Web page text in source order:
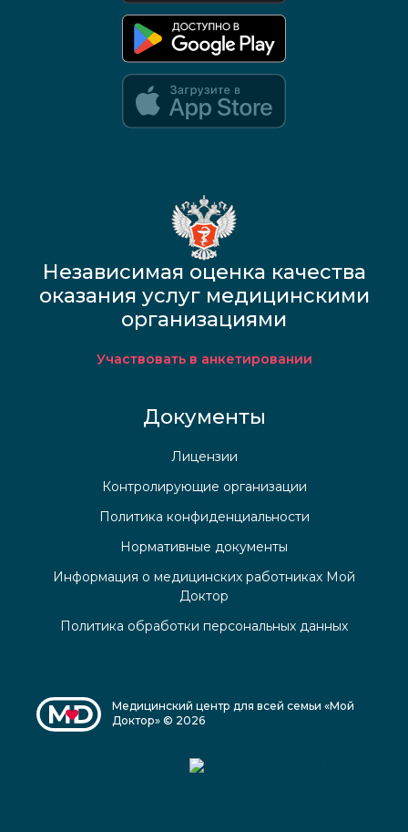
Независимая оценка качества
оказания услуг медицинскими
организациями
Участвовать в анкетировании
Документы
Лицензии
Контролирующие организации
Политика конфиденциальности
Нормативные документы
Информация о медицинских работниках Мой
Доктор
Политика обработки персональных данных
Медицинский центр для всей семьи «Мой
Доктор» © 2026